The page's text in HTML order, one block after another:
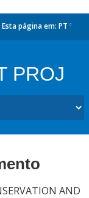
Esta página em: PT
PROJ
AND